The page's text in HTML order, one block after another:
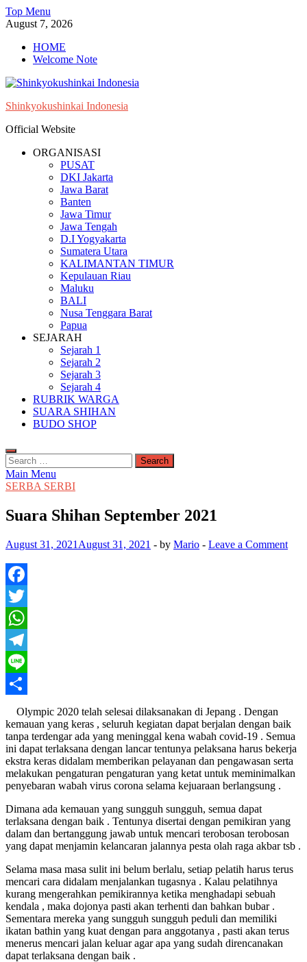
Skip
to
Top Menu
August 7, 2026
HOME
Welcome Note
Shinkyokushinkai Indonesia
Official Website
ORGANISASI
PUSAT
DKI Jakarta
Jawa Barat
Banten
Jawa Timur
Jawa Tengah
D.I Yogyakarta
Sumatera Utara
KALIMANTAN TIMUR
Kepulauan Riau
Maluku
BALI
Nusa Tenggara Barat
Papua
SEJARAH
Sejarah 1
Sejarah 2
Sejarah 3
Sejarah 4
RUBRIK WARGA
SUARA SHIHAN
BUDO SHOP
Search
for:
Main Menu
SERBA SERBI
Suara Shihan September 2021
August 31, 2021 August 31, 2021 - by Mario - Leave a Comment
Facebook
Twitter
WhatsApp
Telegram
Line
Share
Olympic 2020 telah selesai dilaksanakan di Jepang . Dengan
kemauan yang keras , seluruh kegiatan dapat berjalan dengan baik
tanpa terdengar ada yang meninggal kena wabah covid-19 . Semua
ini dapat terlaksana dengan lancar tentunya pelaksana harus bekerja
ekstra keras didalam memberikan pelayanan dan pengawasan serta
melakukan pengaturan pengaturan yang ketat untuk meminimalkan
penyebaran wabah virus corona selama kejuaraan berlangsung .
Dimana ada kemauan yang sungguh sungguh, semua dapat
terlaksana dengan baik . Tentunya disertai dengan pemikiran yang
dalam dan bertanggung jawab untuk mencari terobosan terobosan
yang dapat menjamin kelancaran jalannya pesta olah raga akbar tsb .
Selama masa masa sulit ini belum berlalu, setiap pelatih harus terus
mencari cara didalam menjalankan tugasnya . Kalau pelatihnya
kurang mengerahkan pemikirannya ketika menghadapi sebuah
kendala , maka dojonya pasti akan terhenti dan bahkan bubar .
Sementara mereka yang sungguh sungguh peduli dan memiliki
ikatan bathin yang kuat dengan para anggotanya , pasti akan terus
menerus mencari jalan keluar agar apa yang sudah direncanakan
dapat terlaksana dengan baik .